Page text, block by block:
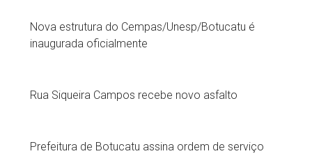
Nova estrutura do Cempas/Unesp/Botucatu é
inaugurada oficialmente
Rua Siqueira Campos recebe novo asfalto
Prefeitura de Botucatu assina ordem de serviço